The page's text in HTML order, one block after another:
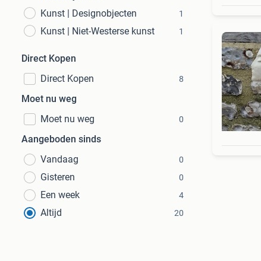
Kunst | Designobjecten 1
Kunst | Niet-Westerse kunst 1
Direct Kopen
Direct Kopen
8
Moet nu weg
Moet nu weg
0
Aangeboden sinds
Vandaag
0
Gisteren 0
Een week 4
Altijd 20